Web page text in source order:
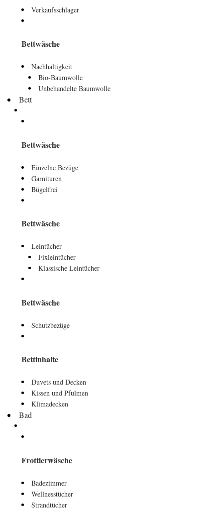
Verkaufsschlager
Bettwäsche
Nachhaltigkeit
Bio-Baumwolle
Unbehandelte Baumwolle
Bett
Bettwäsche
Einzelne Bezüge
Garnituren
Bügelfrei
Bettwäsche
Leintücher
Fixleintücher
Klassische Leintücher
Bettwäsche
Schutzbezüge
Bettinhalte
Duvets und Decken
Kissen und Pfulmen
Klimadecken
Bad
Frottierwäsche
Badezimmer
Wellnesstücher
Strandtücher